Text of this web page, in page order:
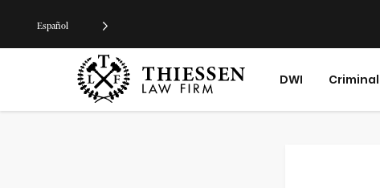
DWI Criminal
Español